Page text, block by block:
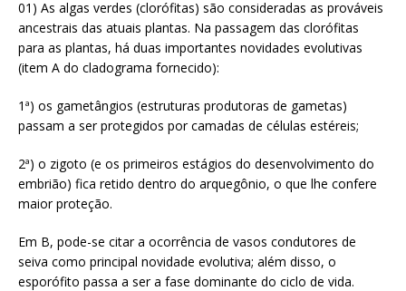
01) As algas verdes (clorófitas) são consideradas as prováveis
ancestrais das atuais plantas. Na passagem das clorófitas
para as plantas, há duas importantes novidades evolutivas
(item A do cladograma fornecido):
1ª) os gametângios (estruturas produtoras de gametas)
passam a ser protegidos por camadas de células estéreis;
2ª) o zigoto (e os primeiros estágios do desenvolvimento do
embrião) fica retido dentro do arquegônio, o que lhe confere
maior proteção.
Em B, pode-se citar a ocorrência de vasos condutores de
seiva como principal novidade evolutiva; além disso, o
esporófito passa a ser a fase dominante do ciclo de vida.